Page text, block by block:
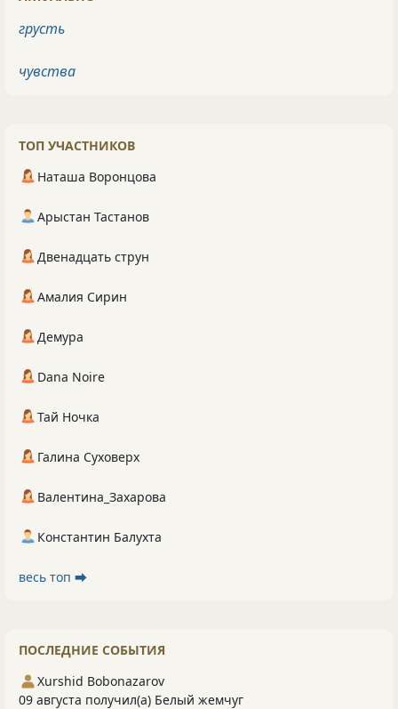
грусть
чувства
ТОП УЧАСТНИКОВ
Наташа Воронцова
Арыстан Тастанов
Двенадцать струн
Амалия Сирин
Демура
Dana Noire
Тай Ночка
Галина Суховерх
Валентина_Захарова
Константин Балухта
весь топ ⮕
ПОСЛЕДНИЕ СОБЫТИЯ
Xurshid Bobonazarov
09 августа получил(а) Белый жемчуг